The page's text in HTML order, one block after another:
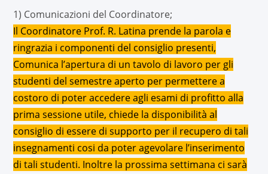
1) Comunicazioni del Coordinatore;
Il Coordinatore Prof. R. Latina prende la parola e
ringrazia i componenti del consiglio presenti,
Comunica l’apertura di un tavolo di lavoro per gli
studenti del semestre aperto per permettere a
costoro di poter accedere agli esami di profitto alla
prima sessione utile, chiede la disponibilità al
consiglio di essere di supporto per il recupero di tali
insegnamenti cosi da poter agevolare l’inserimento
di tali studenti. Inoltre la prossima settimana ci sarà